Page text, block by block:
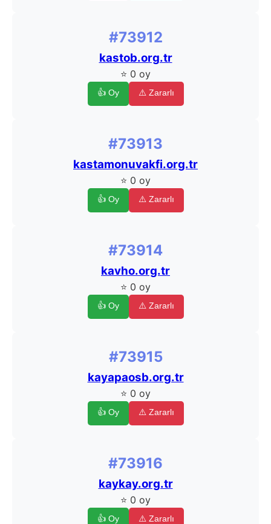
#73912
kastob.org.tr
⭐ 0 oy
👍 Oy ⚠️ Zararlı
#73913
kastamonuvakfi.org.tr
⭐ 0 oy
👍 Oy ⚠️ Zararlı
#73914
kavho.org.tr
⭐ 0 oy
👍 Oy ⚠️ Zararlı
#73915
kayapaosb.org.tr
⭐ 0 oy
👍 Oy ⚠️ Zararlı
#73916
kaykay.org.tr
⭐ 0 oy
👍 Oy ⚠️ Zararlı